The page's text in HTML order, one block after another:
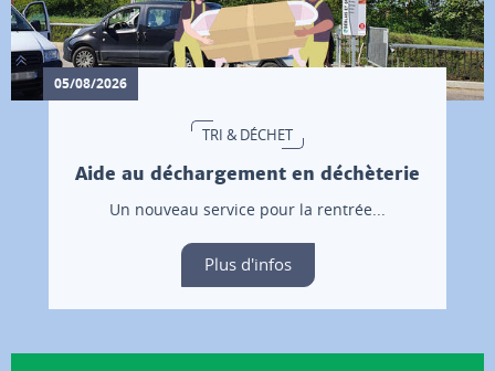
05/08/2026
TRI & DÉCHET
Aide au déchargement en déchèterie
Un nouveau service pour la rentrée...
Plus d'infos